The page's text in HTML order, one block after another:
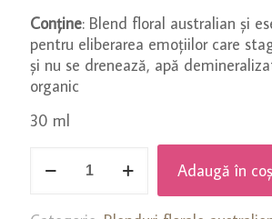
Conține: Blend floral australian și
pentru eliberarea emoțiilor care
și nu se drenează, apă
organic
30 ml
Stop
Adaugă în coș